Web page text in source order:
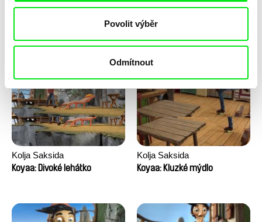
Povolit výběr
Odmítnout
Kočka a pták
Kolja Saksida
Koyaa: Divoké lehátko
Kolja Saksida
Koyaa: Kluzké mýdlo